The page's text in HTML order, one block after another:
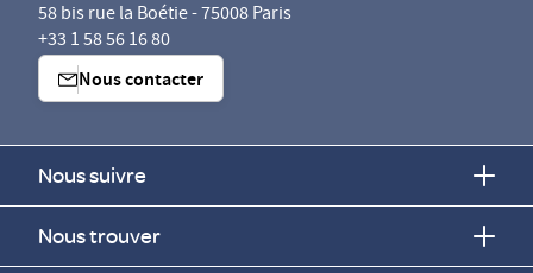
58 bis rue la Boétie - 75008 Paris
+33 1 58 56 16 80
Nous contacter
Nous suivre
Nous trouver